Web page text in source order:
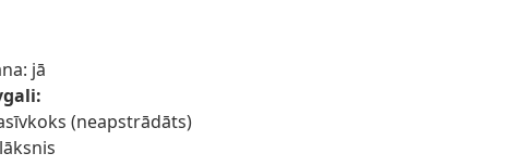
jā
(neapstrādāts)